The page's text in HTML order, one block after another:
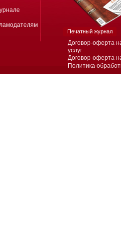
Договор-оферта
услуг
Договор-оферта
Политика
Печатный журнал